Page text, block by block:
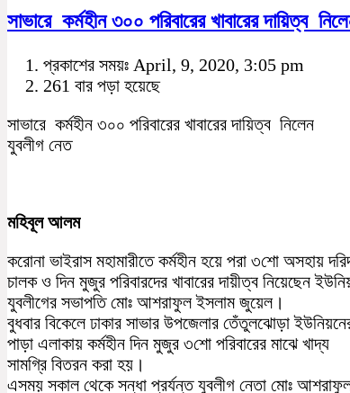
সাভারে কর্মহীন ৩০০ পরিবারের খাবারের দায়িত্ব
প্রকাশের সময়ঃ April, 9, 2020, 3:05 pm
261 বার পড়া হয়েছে
সাভারে কর্মহীন ৩০০ পরিবারের খাবারের দায়িত্ব নিলেন
যুবলীগ নেত
মহিবূল আলম
করোনা ভাইরাস মহামারীতে কর্মহীন হয়ে পরা ৩শো অসহায়
চালক ও দিন মুজুর পরিবারদের খাবারের দায়ীত্ব নিয়েছেন
যুবলীগের সভাপতি মোঃ আশরাফুল ইসলাম জুয়েল।
বুধবার বিকেলে ঢাকার সাভার উপজেলার তেঁতুলঝোড়া
পাড়া এলাকায় কর্মহীন দিন মুজুর ৩শো পরিবারের মাঝে খাদ্য
সামগ্রি বিতরন করা হয়।
এসময় সকাল থেকে সন্ধা প্রর্যন্ত যুবলীগ নেতা মোঃ